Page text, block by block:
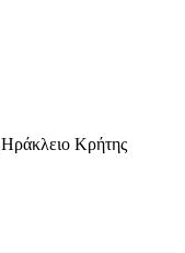
Ηράκλειο Κρήτης